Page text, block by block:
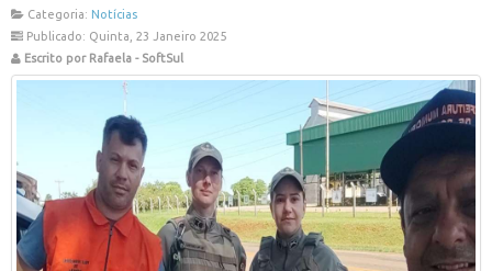
Categoria: Notícias
Publicado: Quinta, 23 Janeiro 2025
Escrito por Rafaela - SoftSul